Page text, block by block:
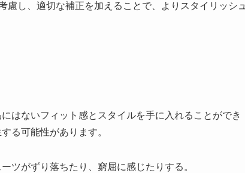
慮し、適切な補正を加えることで、よりスタイリッシュ
はないフィット感とスタイルを手に入れることができ
る可能性があります。
ツがずり落ちたり、窮屈に感じたりする。